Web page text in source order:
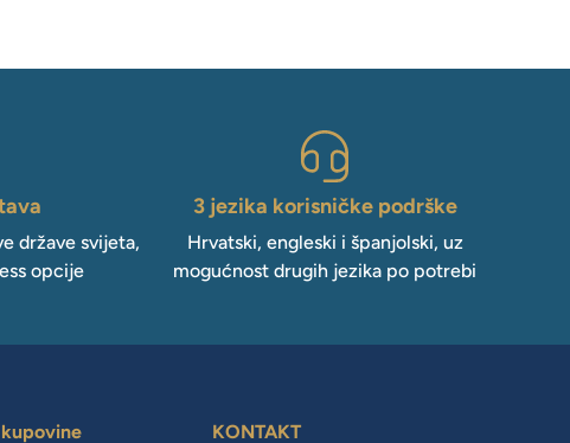
države svijeta,
opcije
3 jezika korisničke podrške
Hrvatski, engleski i španjolski, uz
mogućnost drugih jezika po potrebi
KONTAKT